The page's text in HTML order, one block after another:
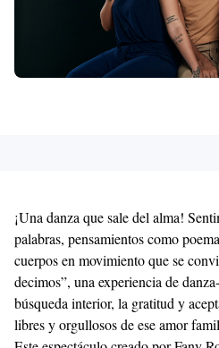
¡Una danza que sale del alma!
palabras, pensamientos como
cuerpos en movimiento que se
decimos”, una experiencia de
búsqueda interior, la gratitud y
libres y orgullosos de ese amor